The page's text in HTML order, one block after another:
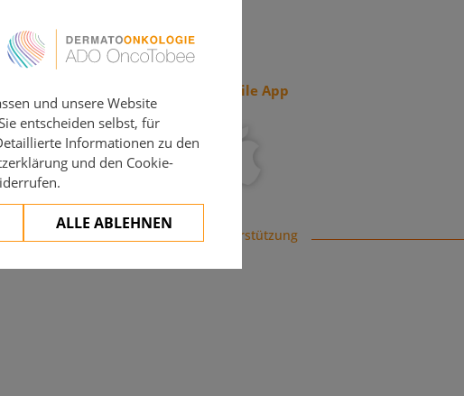
und EKG.
oder Nierenfunktion, Zweittumore)
Nierenfunktionseinschränkungen auf 10mg
und unsere Website
entscheiden selbst, für
Informationen zu den
und den Cookie-
ALLE ABLEHNEN
Verfügbar als mobile App
Mit freundlicher Unterstützung